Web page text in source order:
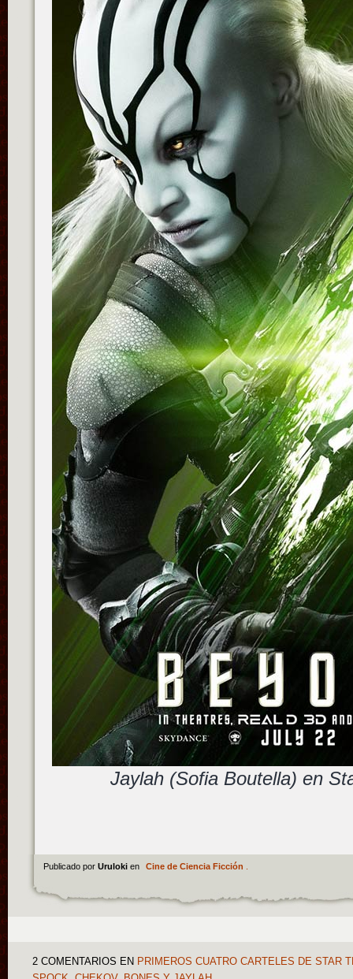
Jaylah (Sofia Boutella) en
Publicado por Uruloki en Cine de Ciencia Ficción
2 COMENTARIOS EN PRIMEROS CUATRO CARTELES DE STAR